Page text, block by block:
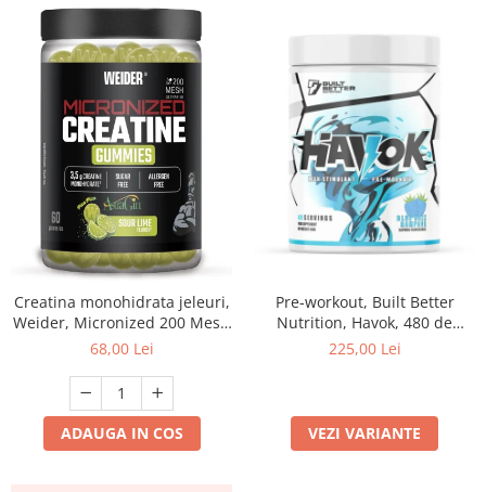
Creatina monohidrata jeleuri,
Weider, Micronized 200 Mesh
Creatine Gummies, Sour Lime,
68,00 Lei
ADAUGA IN COS
Pre-workout, Built Better
Nutrition, Havok, 480 de
grame, pudra
225,00 Lei
VEZI VARIANTE